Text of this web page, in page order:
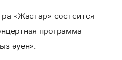
«Жастар» состоится
программа
әуен».